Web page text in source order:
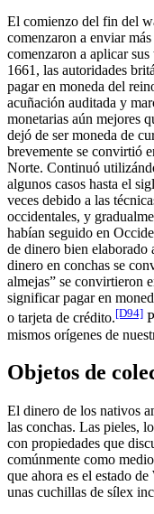
El comienzo del fin del
comenzaron a enviar
comenzaron a aplicar
1661, las autoridades
pagar en moneda del
acuñación auditada y
monetarias aún mejores
dejó de ser moneda de
brevemente se convirtió
Norte. Continuó
algunos casos hasta el
veces debido a las
occidentales, y
habían seguido en
de dinero bien elaborado
dinero en conchas se
almejas” se convirtieron
significar pagar en
o tarjeta de crédito.[D94]
mismos orígenes de
Objetos de
El dinero de los nativos
las conchas. Las pieles,
con propiedades que
comúnmente como
que ahora es el estado
unas cuchillas de sílex